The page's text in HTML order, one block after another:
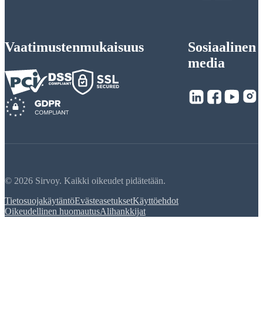
Vaatimustenmukaisuus
Sosiaalinen
media
© 2026 Sirvoy. Kaikki oikeudet pidätetään.
TietosuojakäytäntöEvästeasetuksetKäyttöehdot
Oikeudellinen huomautusAlihankkijat